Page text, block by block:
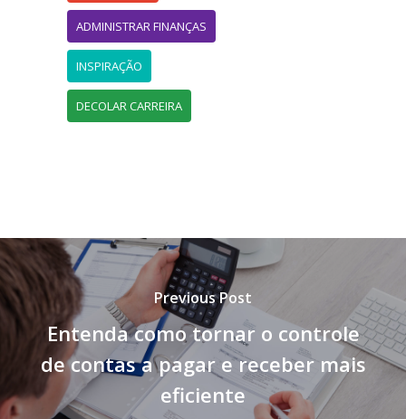
ADMINISTRAR FINANÇAS
INSPIRAÇÃO
DECOLAR CARREIRA
Previous Post
Entenda como tornar o controle
de contas a pagar e receber mais
eficiente